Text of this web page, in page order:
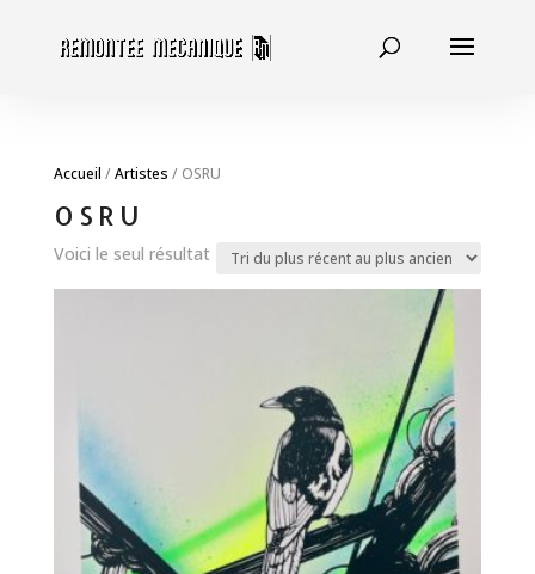
Accueil /Artistes / OSRU
OSRU
Voici le seul résultat